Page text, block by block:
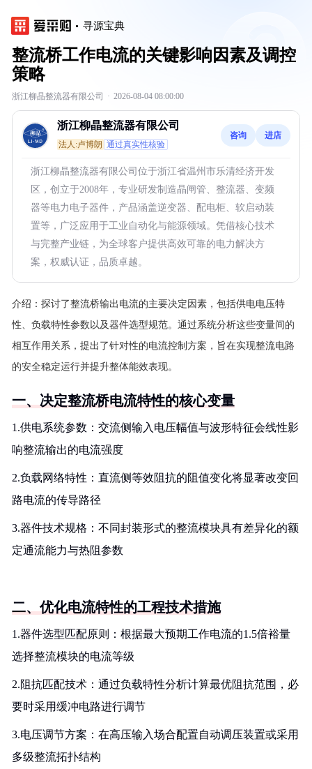
寻源宝典
整流桥工作电流的关键影响因素及调控
策略
浙江柳晶整流器有限公司 · 2026-08-04 08:00:00
浙江柳晶整流器有限公司
法人:卢博朗 通过真实性核验
咨询 进店
浙江柳晶整流器有限公司位于浙江省温州市乐清经济开发
区，创立于2008年，专业研发制造晶闸管、整流器、变频
器等电力电子器件，产品涵盖逆变器、配电柜、软启动装
置等，广泛应用于工业自动化与能源领域。凭借核心技术
与完整产业链，为全球客户提供高效可靠的电力解决方
案，权威认证，品质卓越。
介绍： 探讨了整流桥输出电流的主要决定因素，包括供电电压特
性、负载特性参数以及器件选型规范。通过系统分析这些变量间的
相互作用关系，提出了针对性的电流控制方案，旨在实现整流电路
的安全稳定运行并提升整体能效表现。
一、决定整流桥电流特性的核心变量
1.供电系统参数：交流侧输入电压幅值与波形特征会线性影
响整流输出的电流强度
2.负载网络特性：直流侧等效阻抗的阻值变化将显著改变回
路电流的传导路径
3.器件技术规格：不同封装形式的整流模块具有差异化的额
定通流能力与热阻参数
二、优化电流特性的工程技术措施
1.器件选型匹配原则：根据最大预期工作电流的1.5倍裕量
选择整流模块的电流等级
2.阻抗匹配技术：通过负载特性分析计算最优阻抗范围，必
要时采用缓冲电路进行调节
3.电压调节方案：在高压输入场合配置自动调压装置或采用
多级整流拓扑结构